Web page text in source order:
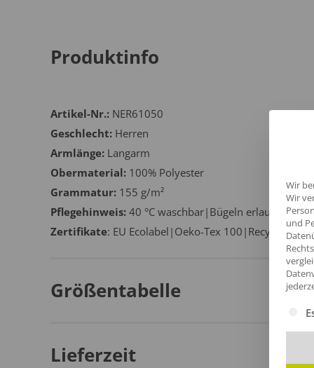
Produktinfo
Artikel-Nr.: NER61050
Geschlecht: Herren
Armlänge: Langarm
Obermaterial: 100% Polyester
Grammatur: 155 g/m²
Pflegehinweis: 40 °C waschbar|Bügeln
Zertifikate: EU Ecolabel|Oeko-Tex 100|Recycelter
Größentabelle
Lieferzeit
Wir
Wir
und
Es